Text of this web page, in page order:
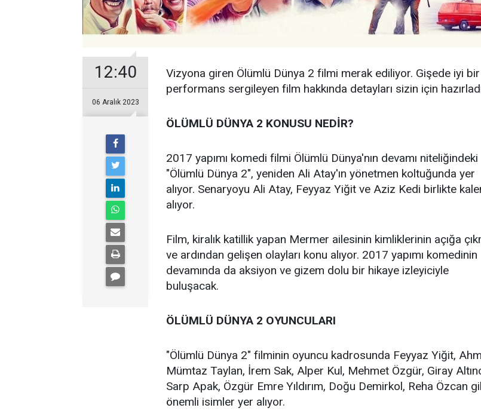
12:40
06 Aralık 2023
Vizyona giren Ölümlü Dünya 2 filmi merak ediliyor. Gişede iyi bir
performans sergileyen film hakkında detayları sizin için
ÖLÜMLÜ DÜNYA 2 KONUSU NEDİR?
2017 yapımı komedi filmi Ölümlü Dünya'nın devamı niteliğindeki
"Ölümlü Dünya 2", yeniden Ali Atay'ın yönetmen koltuğunda yer
alıyor. Senaryoyu Ali Atay, Feyyaz Yiğit ve Aziz Kedi birlikte
alıyor.
Film, kiralık katillik yapan Mermer ailesinin kimliklerinin açığa
ve ardından gelişen olayları konu alıyor. 2017 yapımı komedinin
devamında da aksiyon ve gizem dolu bir hikaye izleyiciyle
buluşacak.
ÖLÜMLÜ DÜNYA 2 OYUNCULARI
"Ölümlü Dünya 2" filminin oyuncu kadrosunda Feyyaz Yiğit,
Mümtaz Taylan, İrem Sak, Alper Kul, Mehmet Özgür, Giray
Sarp Apak, Özgür Emre Yıldırım, Doğu Demirkol, Reha Özcan
önemli isimler yer alıyor.